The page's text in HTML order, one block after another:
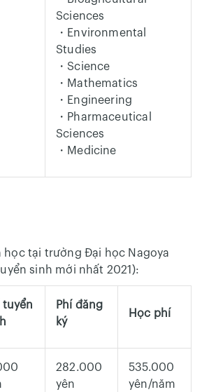
Sciences
・Environmental
Studies
・Science
・Mathematics
・Engineering
・Pharmaceutical
Sciences
・Medicine
học tại trường Đại học Nagoya
sinh mới nhất 2021):
tuyển
Phí đăng
ký
Học phí
282.000
yên
535.000
yên/năm